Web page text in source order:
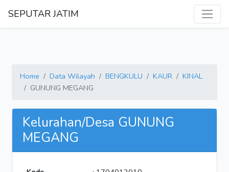
SEPUTAR JATIM
Home Data Wilayah BENGKULU KAUR
KINAL
GUNUNG MEGANG
Kelurahan/Desa GUNUNG
MEGANG